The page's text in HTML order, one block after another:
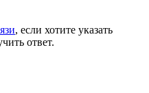
, если хотите указать
ответ.